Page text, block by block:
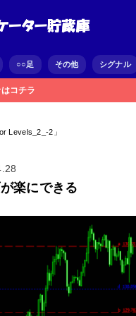
○○足 その他 シグナル
コチラ
Levels_2_-2」
楽にできる